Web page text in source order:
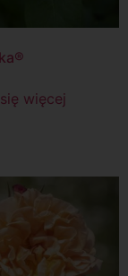
więcej